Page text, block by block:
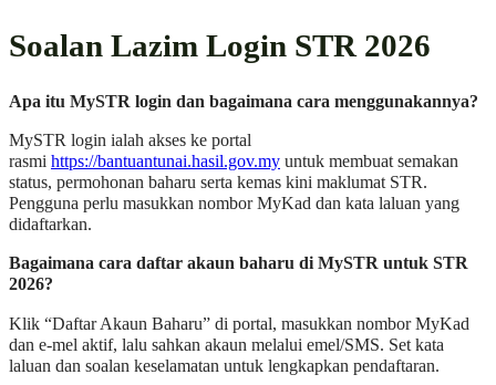
Soalan Lazim Login STR 2026
Apa itu MySTR login dan bagaimana cara menggunakannya?
MySTR login ialah akses ke portal
rasmi https://bantuantunai.hasil.gov.my untuk membuat semakan
status, permohonan baharu serta kemas kini maklumat STR.
Pengguna perlu masukkan nombor MyKad dan kata laluan yang
didaftarkan.
Bagaimana cara daftar akaun baharu di MySTR untuk STR
2026?
Klik “Daftar Akaun Baharu” di portal, masukkan nombor MyKad
dan e-mel aktif, lalu sahkan akaun melalui emel/SMS. Set kata
laluan dan soalan keselamatan untuk lengkapkan pendaftaran.